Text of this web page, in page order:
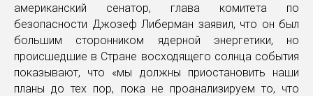
американский сенатор, глава комитета по
безопасности Джозеф Либерман заявил, что он был
большим сторонником ядерной энергетики, но
происшедшие в Стране восходящего солнца события
показывают, что «мы должны приостановить наши
планы до тех пор, пока не проанализируем то, что